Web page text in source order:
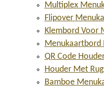
Multiplex
Flipover
Klembord Voor
Menukaartbord
QR Code
Houder Met
Bamboe